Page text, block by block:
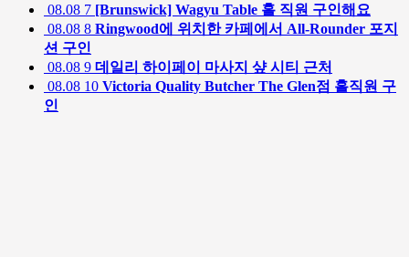
08.08 7 [Brunswick] Wagyu Table 홀 직원 구인해요
08.08 8 Ringwood에 위치한 카페에서 All-Rounder 포지
션 구인
08.08 9 데일리 하이페이 마사지 샾 시티 근처
08.08 10 Victoria Quality Butcher The Glen점 홀직원 구
인